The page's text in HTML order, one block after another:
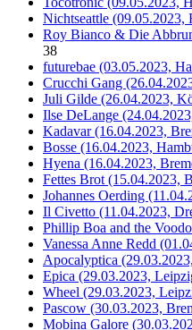
Nichtseattle (09.05.2023,
Roy Bianco & Die
38
futurebae (03.05.2023,
Crucchi Gang
Juli Gilde (26.04.2023,
Ilse DeLange
Kadavar (16.04.2023,
Bosse (16.04.2023,
Hyena (16.04.2023,
Fettes Brot (15.04.2023,
Johannes Oerding
Il Civetto (11.04.2023,
Phillip Boa and the
Vanessa Anne Redd
Apocalyptica
Epica (29.03.2023,
Wheel (29.03.2023,
Pascow (30.03.2023,
Mobina Galore